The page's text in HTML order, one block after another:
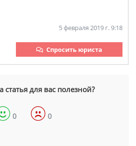
5 февраля 2019 г. 9:18
Спросить юриста
статья для вас полезной?
0 0